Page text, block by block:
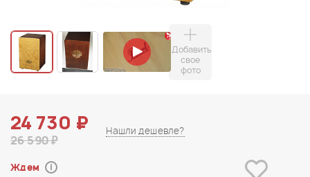
Добавить
свое
фото
24 730 ₽
26 590 ₽
Нашли дешевле?
Ждем i